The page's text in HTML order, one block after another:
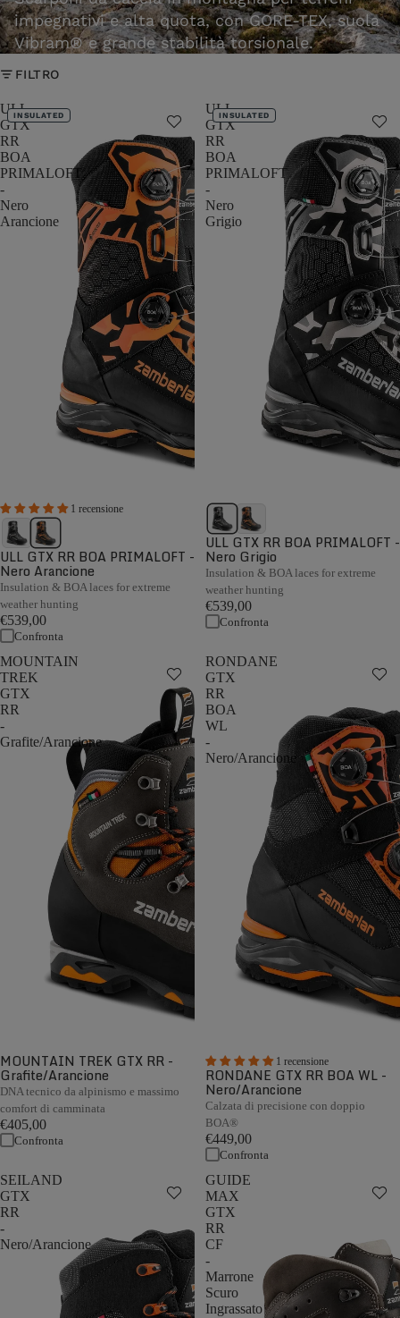
impegnativi e alta quota, con GORE-TEX, suola
Vibram® e grande stabilità torsionale.
FILTRO
ULL
GTX
RR
BOA
PRIMALOFT
-
Nero
Arancione
1 recensione
INSULATED
ULL GTX RR BOA PRIMALOFT -
Nero Arancione
Insulation & BOA laces for extreme
weather hunting
€539,00
Confronta
ULL
GTX
RR
BOA
PRIMALOFT
-
Nero
Grigio
INSULATED
ULL GTX RR BOA PRIMALOFT -
Nero Grigio
Insulation & BOA laces for extreme
weather hunting
€539,00
Confronta
MOUNTAIN
TREK
GTX
RR
-
Grafite/Arancione
MOUNTAIN TREK GTX RR -
Grafite/Arancione
DNA tecnico da alpinismo e massimo
comfort di camminata
€405,00
Confronta
RONDANE
GTX
RR
BOA
WL
-
Nero/Arancione
1 recensione
RONDANE GTX RR BOA WL -
Nero/Arancione
Calzata di precisione con doppio
BOA®
€449,00
Confronta
SEILAND
GTX
RR
-
Nero/Arancione
GUIDE
MAX
GTX
RR
CF
-
Marrone
Scuro
Ingrassato